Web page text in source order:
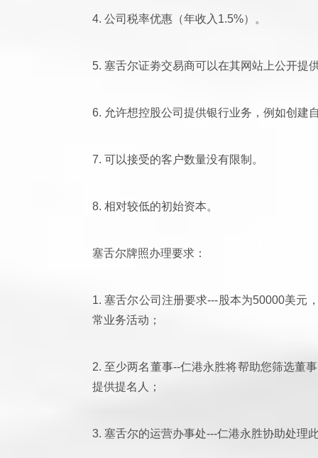
4. 公司税率优惠（年收入1.5%）。
5. 塞舌尔证劵交易商可以在其网站上公开提
6. 允许想控股公司提供银行业务，例如创建
7. 可以接受的客户数量没有限制。
8. 相对较低的初始资本。
塞舌尔牌照办理要求：
1. 塞舌尔公司注册要求---股本为50000美元
常业务活动；
2. 至少两名董事--仁港永胜将帮助您筛选董
提供提名人；
3. 塞舌尔的运营办事处---仁港永胜协助处理